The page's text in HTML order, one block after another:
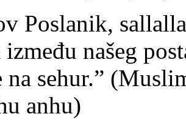
Poslanik,
našeg
na sehur.”
anhu)